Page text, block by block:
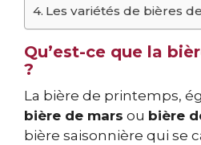
Les variétés de bières
Qu’est-ce que la
?
La bière de printemps,
bière de mars ou bière
bière saisonnière qui se